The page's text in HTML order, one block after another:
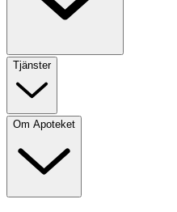
Tjänster
Om Apoteket